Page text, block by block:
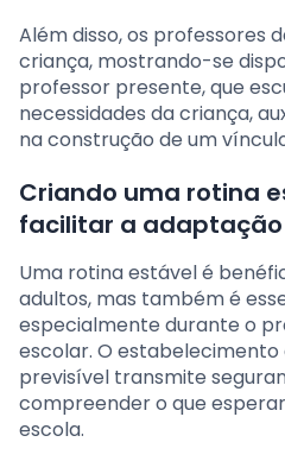
Além disso, os professores
criança, mostrando-se
professor presente, que
necessidades da criança,
na construção de um
Criando uma rotina
facilitar a adaptação
Uma rotina estável é
adultos, mas também é
especialmente durante o
escolar. O
previsível transmite
compreender o que
escola.